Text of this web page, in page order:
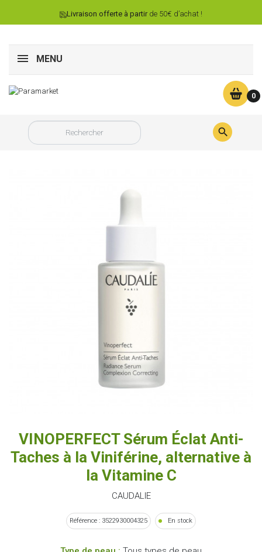
Livraison offerte à partirde 50€ d’achat !
MENU
0

VINOPERFECT Sérum Éclat Anti-
Taches à la Viniférine, alternative à
la Vitamine C
CAUDALIE
Référence : 3522930004325 En stock